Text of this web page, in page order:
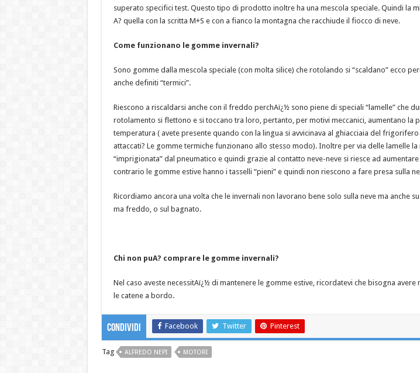
superato specifici test. Questo tipo di prodotto inoltre ha una mescola speciale. Quindi la
A? quella con la scritta M+S e con a fianco la montagna che racchiude il fiocco di neve.
Come funzionano le gomme invernali?
Sono gomme dalla mescola speciale (con molta silice) che rotolando si “scaldano” ecco
anche definiti “termici”.
Riescono a riscaldarsi anche con il freddo perchAï¿½ sono piene di speciali “lamelle” che
rotolamento si flettono e si toccano tra loro, pertanto, per motivi meccanici, aumentano la
temperatura ( avete presente quando con la lingua si avvicinava al ghiacciaia del frigorifero
attaccati? Le gomme termiche funzionano allo stesso modo). Inoltre per via delle lamelle la
“imprigionata” dal pneumatico e quindi grazie al contatto neve-neve si riesce ad aumentare
contrario le gomme estive hanno i tasselli “pieni” e quindi non riescono a fare presa sulla
Ricordiamo ancora una volta che le invernali non lavorano bene solo sulla neve ma anche
ma freddo, o sul bagnato.
Chi non puA? comprare le gomme invernali?
Nel caso aveste necessitAï¿½ di mantenere le gomme estive, ricordatevi che bisogna avere
le catene a bordo.
Condividi Facebook Twitter Pinterest
Tag ALFREDO NEPI MOTORI